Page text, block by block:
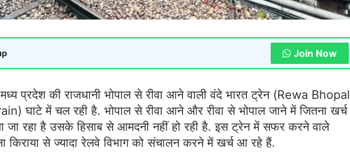
Join Now
प्रदेश की राजधानी भोपाल से रीवा आने वाली वंदे भारत ट्रेन (Rewa Bhopal
घाटे में चल रही है. भोपाल से रीवा आने और रीवा से भोपाल जाने में जितना खर्च
जा रहा है उसके हिसाब से आमदनी नहीं हो रही है. इस ट्रेन में सफर करने वाले
किराया से ज्यादा रेलवे विभाग को संचालन करने में खर्च आ रहे हैं.